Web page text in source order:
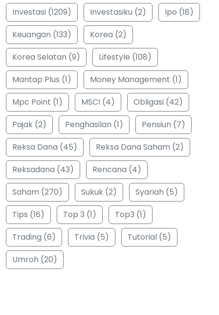
Investasi (1209)
Investasiku (2)
Ipo (18)
Keuangan (133)
Korea (2)
Korea Selatan (9)
Lifestyle (108)
Mantap Plus (1)
Money Management (1)
Mpc Point (1)
MSCI (4)
Obligasi (42)
Pajak (2)
Penghasilan (1)
Pensiun (7)
Reksa Dana (45)
Reksa Dana Saham (2)
Reksadana (43)
Rencana (4)
Saham (270)
Sukuk (2)
Syariah (5)
Tips (16)
Top 3 (1)
Top3 (1)
Trading (6)
Trivia (5)
Tutorial (5)
Umroh (20)